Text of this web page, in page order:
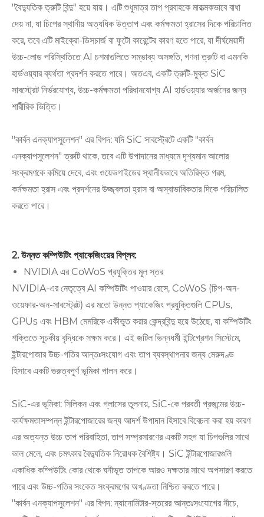
"বৈদ্যুতিক ত্রুটি বিন্দু" হয়ে যায়। এটি শুধুমাত্র তাপ প্রবাহকে মারাত্মকভাবে বাধা
দেয় না, যা চিপের স্থানীয় অত্যধিক উত্তাপ এবং কর্মক্ষমতা হ্রাসের দিকে পরিচালিত
করে, তবে এটি মাইক্রো-ডিসচার্জ বা ফুটো কারেন্টের কারণ হতে পারে, যা দীর্ঘমেয়াদী
উচ্চ-লোড পরিস্থিতিতে AI চশমাগুলিতে সম্ভাব্য অসঙ্গতি, গণনা ত্রুটি বা এমনকি
হার্ডওয়্যার ব্যর্থতা প্রদর্শন করতে পারে। অতএব, একটি ত্রুটি-মুক্ত SiC
সাবস্ট্রেট নির্ভরযোগ্য, উচ্চ-কর্মক্ষমতা পরিধানযোগ্য AI হার্ডওয়্যার অর্জনের জন্য
শারীরিক ভিত্তি।
"কার্বন এনক্যাপসুলেশন" এর বিপদ: যদি SiC সাবস্ট্রেটে একটি "কার্বন
এনক্যাপসুলেশন" ত্রুটি থাকে, তবে এটি উপাদানের মাধ্যমে দৃশ্যমান আলোর
সংক্রমণকে কমিয়ে দেবে, এবং ওয়েভগাইডের স্থানীয়ভাবে অতিরিক্ত গরম,
কর্মক্ষমতা হ্রাস এবং প্রদর্শনের উজ্জ্বলতা হ্রাস বা অস্বাভাবিকতার দিকে পরিচালিত
করতে পারে।
2. উন্নত কম্পিউটিং প্যাকেজিংয়ের বিপ্লব:
NVIDIA এর CoWoS প্রযুক্তির মূল স্তর
NVIDIA-এর নেতৃত্বে AI কম্পিউটিং পাওয়ার রেসে, CoWoS (চিপ-অন-
ওয়েফার-অন-সাবস্ট্রেট) এর মতো উন্নত প্যাকেজিং প্রযুক্তিগুলি CPUs,
GPUs এবং HBM মেমরিকে একীভূত করার কেন্দ্রবিন্দু হয়ে উঠেছে, যা কম্পিউটিং
শক্তিতে সূচকীয় বৃদ্ধিকে সক্ষম করে। এই জটিল ভিন্নধর্মী ইন্টিগ্রেশন সিস্টেমে,
ইন্টারপোজার উচ্চ-গতির আন্তঃসংযোগ এবং তাপ ব্যবস্থাপনার জন্য মেরুদণ্ড
হিসাবে একটি গুরুত্বপূর্ণ ভূমিকা পালন করে।
SiC-এর ভূমিকা: সিলিকন এবং গ্লাসের তুলনায়, SiC-কে পরবর্তী প্রজন্মের উচ্চ-
কার্যক্ষমতাসম্পন্ন ইন্টারপোজারের জন্য আদর্শ উপাদান হিসাবে বিবেচনা করা হয় কারণ
এর অত্যন্ত উচ্চ তাপ পরিবাহিতা, তাপ সম্প্রসারণের একটি সহগ যা চিপগুলির সাথে
ভাল মেলে, এবং চমৎকার বৈদ্যুতিক নিরোধক বৈশিষ্ট্য। SiC ইন্টারপোজারগুলি
একাধিক কম্পিউটিং কোর থেকে ঘনীভূত তাপকে আরও দক্ষতার সাথে অপসারণ করতে
পারে এবং উচ্চ-গতির সংকেত সংক্রমণের অখণ্ডতা নিশ্চিত করতে পারে।
"কার্বন এনক্যাপসুলেশন" এর বিপদ: ন্যানোমিটার-স্তরের আন্তঃসংযোগের নীচে,